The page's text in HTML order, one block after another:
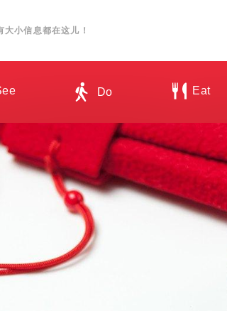
小信息都在这儿！
Do Eat